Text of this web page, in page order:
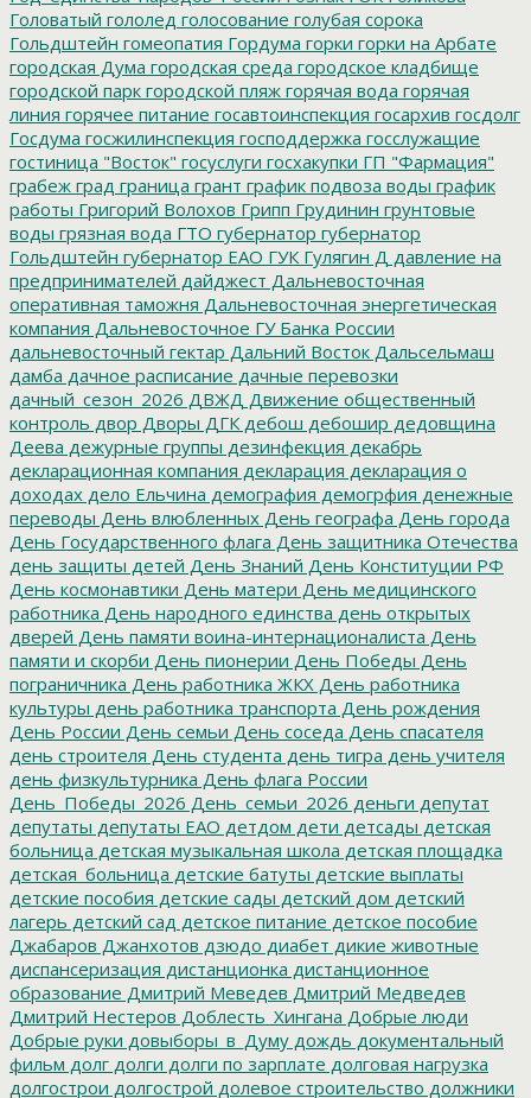
Головатый гололед голосование голубая сорока
Гольдштейн гомеопатия Гордума горки горки на Арбате
городская Дума городская среда городское кладбище
городской парк городской пляж горячая вода горячая
линия горячее питание госавтоинспекция госархив госдолг
Госдума госжилинспекция господдержка госслужащие
гостиница "Восток" госуслуги госхакупки ГП "Фармация"
грабеж град граница грант график подвоза воды график
работы Григорий Волохов Грипп Грудинин грунтовые
воды грязная вода ГТО губернатор губернатор
Гольдштейн губернатор ЕАО ГУК Гулягин Д давление на
предпринимателей дайджест Дальневосточная
оперативная таможня Дальневосточная энергетическая
компания Дальневосточное ГУ Банка России
дальневосточный гектар Дальний Восток Дальсельмаш
дамба дачное расписание дачные перевозки
дачный_сезон_2026 ДВЖД Движение общественный
контроль двор Дворы ДГК дебош дебошир дедовщина
Деева дежурные группы дезинфекция декабрь
декларационная компания декларация декларация о
доходах дело Ельчина демография демогрфия денежные
переводы День влюбленных День географа День города
День Государственного флага День защитника Отечества
день защиты детей День Знаний День Конституции РФ
День космонавтики День матери День медицинского
работника День народного единства день открытых
дверей День памяти воина-интернационалиста День
памяти и скорби День пионерии День Победы День
пограничника День работника ЖКХ День работника
культуры день работника транспорта День рождения
День России День семьи День соседа День спасателя
день строителя День студента день тигра день учителя
день физкультурника День флага России
День_Победы_2026 День_семьи_2026 деньги депутат
депутаты депутаты ЕАО детдом дети детсады детская
больница детская музыкальная школа детская площадка
детская_больница детские батуты детские выплаты
детские пособия детские сады детский дом детский
лагерь детский сад детское питание детское пособие
Джабаров Джанхотов дзюдо диабет дикие животные
диспансеризация дистанционка дистанционное
образование Дмитрий Меведев Дмитрий Медведев
Дмитрий Нестеров Доблесть_Хингана Добрые люди
Добрые руки довыборы_в_Думу дождь документальный
фильм долг долги долги по зарплате долговая нагрузка
долгострои долгострой долевое строительство должники